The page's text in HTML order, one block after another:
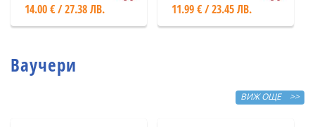
14.00 € / 27.38 ЛВ. 11.99 € / 23.45 ЛВ.
Ваучери
ВИЖ ОЩЕ >>